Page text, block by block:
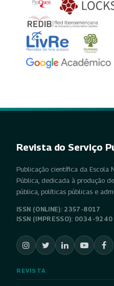
Revista do Serviço
Publicação científica da Escola
Pública, dedicada à produção
pública, políticas públicas e
ISSN (ONLINE): 2357-8017
ISSN (IMPRESSO): 0034-9240
REVISTA